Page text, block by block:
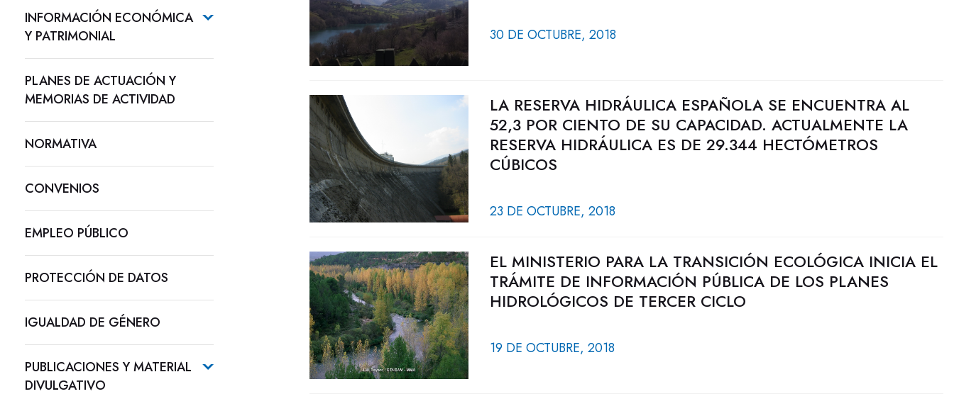
INFORMACIÓN ECONÓMICA
Y PATRIMONIAL
PLANES DE ACTUACIÓN Y
MEMORIAS DE ACTIVIDAD
NORMATIVA
CONVENIOS
EMPLEO PÚBLICO
PROTECCIÓN DE DATOS
IGUALDAD DE GÉNERO
PUBLICACIONES Y MATERIAL
DIVULGATIVO
30 DE OCTUBRE, 2018
LA RESERVA HIDRÁULICA ESPAÑOLA SE ENCUENTRA AL
52,3 POR CIENTO DE SU CAPACIDAD. ACTUALMENTE LA
RESERVA HIDRÁULICA ES DE 29.344 HECTÓMETROS
CÚBICOS
23 DE OCTUBRE, 2018
EL MINISTERIO PARA LA TRANSICIÓN ECOLÓGICA INICIA EL
TRÁMITE DE INFORMACIÓN PÚBLICA DE LOS PLANES
HIDROLÓGICOS DE TERCER CICLO
19 DE OCTUBRE, 2018